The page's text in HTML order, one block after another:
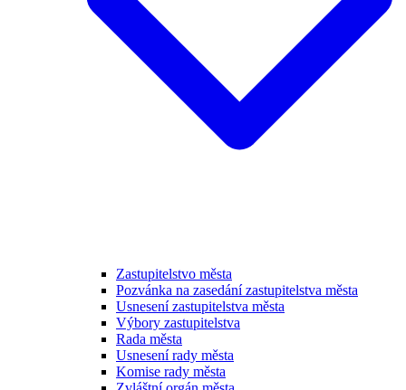
Zastupitelstvo města
Pozvánka na zasedání zastupitelstva města
Usnesení zastupitelstva města
Výbory zastupitelstva
Rada města
Usnesení rady města
Komise rady města